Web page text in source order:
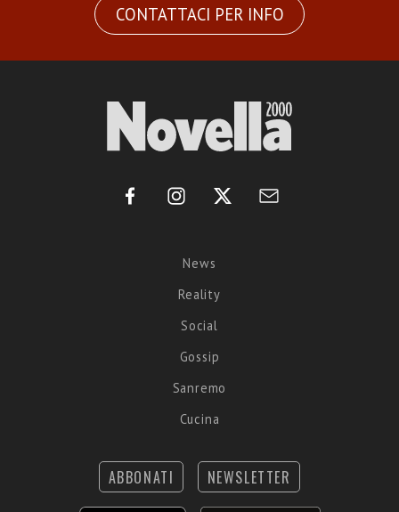
CONTATTACI PER INFO
News
Reality
Social
Gossip
Sanremo
Cucina
ABBONATI NEWSLETTER